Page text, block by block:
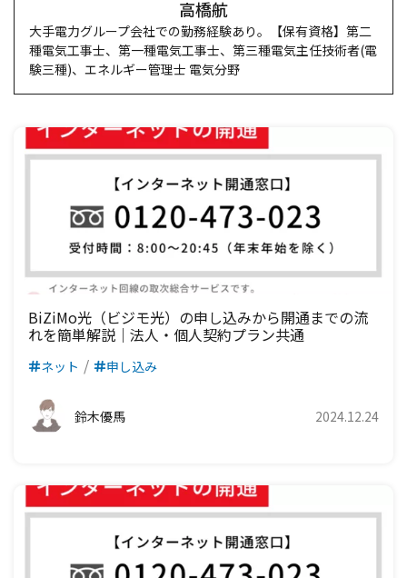
高橋航
大手電力グループ会社での勤務経験あり。【保有資格】第二
種電気工事士、第一種電気工事士、第三種電気主任技術者(電
験三種)、エネルギー管理士 電気分野
BiZiMo光（ビジモ光）の申し込みから開通までの流
れを簡単解説｜法人・個人契約プラン共通
ネット 申し込み
鈴木優馬 2024.12.24